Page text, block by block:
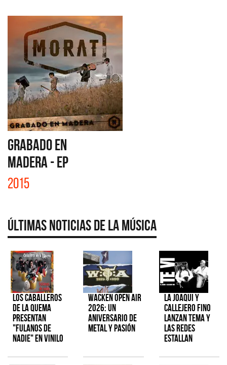
GRABADO EN
MADERA - EP
2015
Últimas Noticias de la Música
Los Caballeros
de la Quema
presentan
"Fulanos de
Nadie" en vinilo
Wacken Open Air
2026: Un
aniversario de
metal y pasión
La Joaqui y
Callejero Fino
lanzan tema y
las redes
estallan